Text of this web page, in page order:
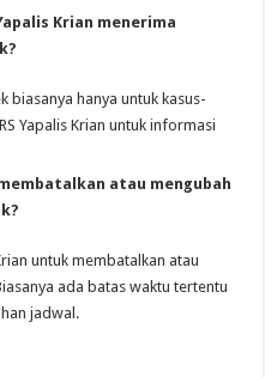
Krian menerima
biasanya hanya untuk kasus-
Yapalis Krian untuk informasi
atau mengubah
untuk membatalkan atau
ada batas waktu tertentu
jadwal.